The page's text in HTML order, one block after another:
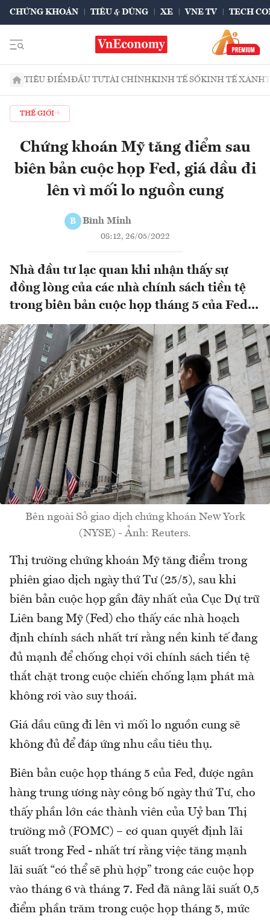
CHỨNG KHOÁN TIÊU & DÙNG XE VNE TV TECH
TIÊU ĐIỂMĐẦU TƯTÀI CHÍNHKINH TẾ SỐKINH TẾ XANH
THẾ GIỚI
Chứng khoán Mỹ tăng điểm sau
biên bản cuộc họp Fed, giá dầu đi
lên vì mối lo nguồn cung
B Bình Minh
08:12, 26/05/2022
Nhà đầu tư lạc quan khi nhận thấy sự
đồng lòng của các nhà chính sách tiền tệ
trong biên bản cuộc họp tháng 5 của Fed...
Bên ngoài Sở giao dịch chứng khoán New York
(NYSE) - Ảnh: Reuters.
Thị trường chứng khoán Mỹ tăng điểm trong
phiên giao dịch ngày thứ Tư (25/5), sau khi
biên bản cuộc họp gần đây nhất của Cục Dự trữ
Liên bang Mỹ (Fed) cho thấy các nhà hoạch
định chính sách nhất trí rằng nền kinh tế đang
đủ mạnh để chống chọi với chính sách tiền tệ
thắt chặt trong cuộc chiến chống lạm phát mà
không rơi vào suy thoái.
Giá dầu cũng đi lên vì mối lo nguồn cung sẽ
không đủ để đáp ứng nhu cầu tiêu thụ.
Biên bản cuộc họp tháng 5 của Fed, được ngân
hàng trung ương này công bố ngày thứ Tư, cho
thấy phần lớn các thành viên của Uỷ ban Thị
trường mở (FOMC) – cơ quan quyết định lãi
suất trong Fed - nhất trí rằng việc tăng mạnh
lãi suất “có thể sẽ phù hợp” trong các cuộc họp
vào tháng 6 và tháng 7. Fed đã nâng lãi suất 0,5
điểm phần trăm trong cuộc họp tháng 5, mức